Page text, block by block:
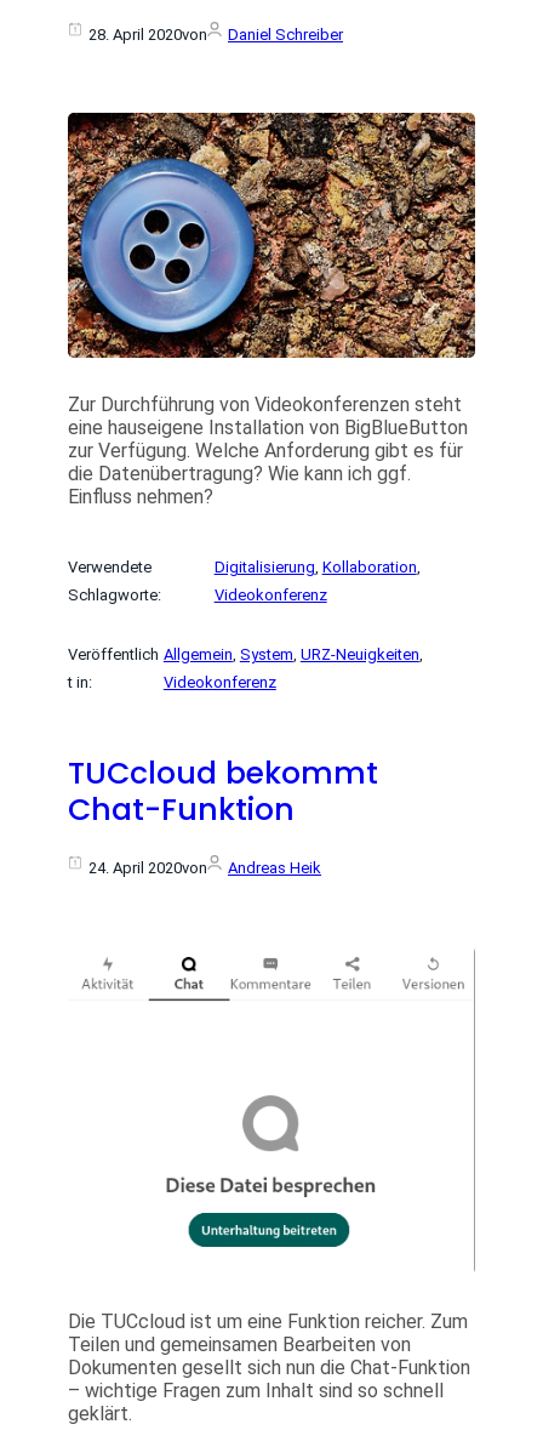
28. April 2020von Daniel Schreiber
Zur Durchführung von Videokonferenzen steht
eine hauseigene Installation von BigBlueButton
zur Verfügung. Welche Anforderung gibt es für
die Datenübertragung? Wie kann ich ggf.
Einfluss nehmen?
Verwendete
Schlagworte:
Digitalisierung, Kollaboration
Videokonferenz
Veröffentlich
t in:
Allgemein, System, URZ-Neuigkeiten
Videokonferenz
TUCcloud bekommt
Chat-Funktion
24. April 2020von Andreas Heik
Die TUCcloud ist um eine Funktion reicher. Zum
Teilen und gemeinsamen Bearbeiten von
Dokumenten gesellt sich nun die Chat-Funktion
– wichtige Fragen zum Inhalt sind so schnell
geklärt.